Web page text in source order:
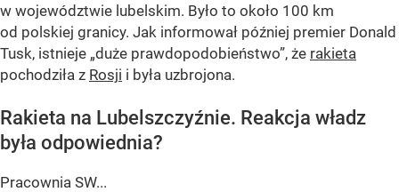
w województwie lubelskim. Było to około 100 km
od polskiej granicy. Jak informował później premier Donald
Tusk, istnieje „duże prawdopodobieństwo”, że rakieta
pochodziła z Rosji i była uzbrojona.
Rakieta na Lubelszczyźnie. Reakcja władz
była odpowiednia?
Pracownia SW...